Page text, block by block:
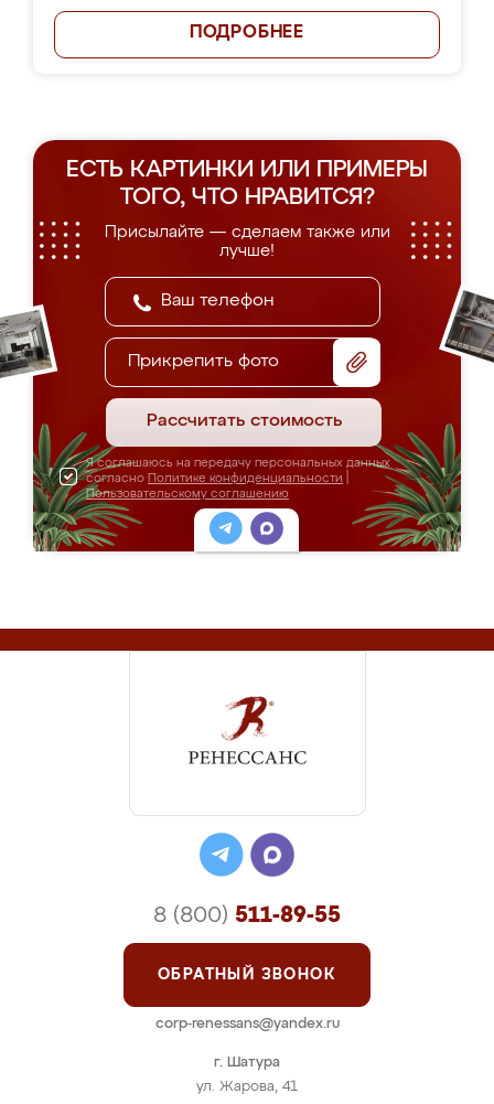
ПОДРОБНЕЕ
ЕСТЬ КАРТИНКИ ИЛИ ПРИМЕРЫ
ТОГО, ЧТО НРАВИТСЯ?
Присылайте — сделаем также или
лучше!
Прикрепить фото
Рассчитать стоимость
Я соглашаюсь на передачу персональных данных
согласно Политике конфиденциальности
Пользовательскому соглашению
г. Шатура
ул. Жарова, 41
8 (800) 511-89-55
ОБРАТНЫЙ ЗВОНОК
corp-renessans@yandex.ru